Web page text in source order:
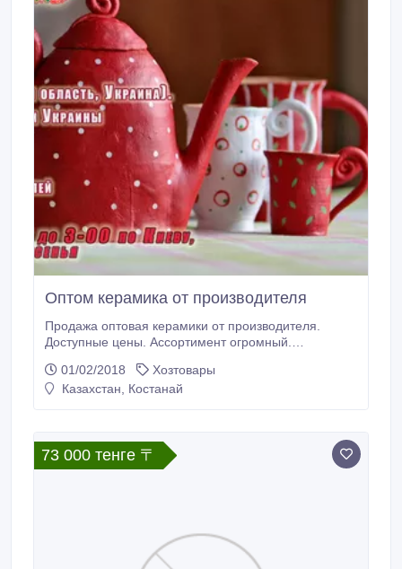
Оптом керамика от производителя
Продажа оптовая керамики от производителя.
Доступные цены. Ассортимент огромный.
01/02/2018
Хозтовары
Казахстан, Костанай
73 000 тенге 〒